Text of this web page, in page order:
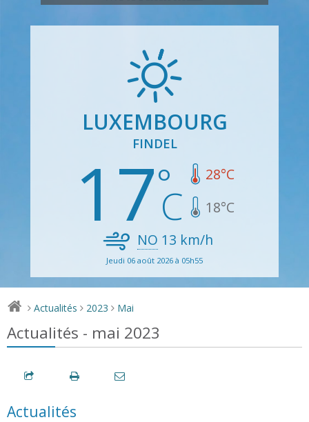
LUXEMBOURG
FINDEL
17 28°C
18°C
NO 13 km/h
Jeudi 06 août 2026 à 05h55
> Actualités > 2023 > Mai
Actualités - mai 2023
Actualités